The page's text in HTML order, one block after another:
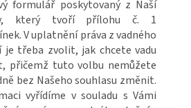
formulář poskytovaný z Naší
který tvoří přílohu č. 1
V uplatnění práva z vadného
je třeba zvolit, jak chcete vadu
přičemž tuto volbu nemůžete
bez Našeho souhlasu změnit.
vyřídíme v souladu s Vámi